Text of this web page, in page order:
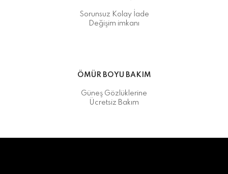
Sorunsuz Kolay İade
Değişim imkanı
ÖMÜR BOYU BAKIM
Güneş Gözlüklerine
Ücretsiz Bakım